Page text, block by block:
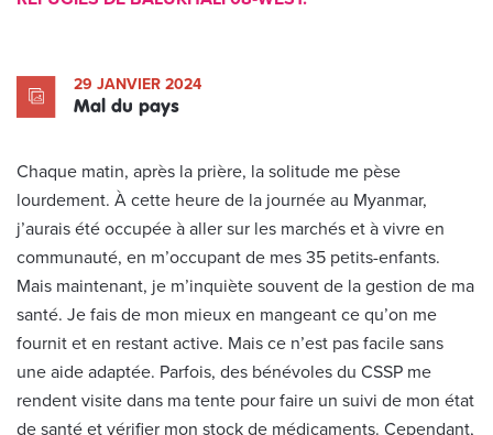
29 JANVIER 2024
Mal du pays
Chaque matin, après la prière, la solitude me pèse
lourdement. À cette heure de la journée au Myanmar,
j’aurais été occupée à aller sur les marchés et à vivre en
communauté, en m’occupant de mes 35 petits-enfants.
Mais maintenant, je m’inquiète souvent de la gestion de ma
santé. Je fais de mon mieux en mangeant ce qu’on me
fournit et en restant active. Mais ce n’est pas facile sans
une aide adaptée. Parfois, des bénévoles du CSSP me
rendent visite dans ma tente pour faire un suivi de mon état
de santé et vérifier mon stock de médicaments. Cependant,